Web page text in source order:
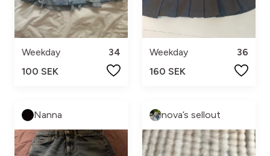
Weekday
34
100 SEK
Weekday
36
160 SEK
Nanna nova’s sellout